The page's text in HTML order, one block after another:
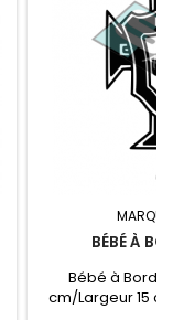
BÉBÉ À
Bébé à Bord
cm/Largeur 15